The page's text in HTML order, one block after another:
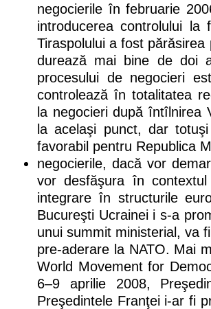
negocierile în februarie
introducerea controlului
Tiraspolului a fost
durează mai bine de doi
procesului de negocieri
controlează în totalitatea
la negocieri după întîlnirea
la acelaşi punct, dar
favorabil pentru Republica
negocierile, dacă vor
vor desfăşura în
integrare în structurile
Bucureşti Ucrainei i s-a
unui summit ministerial, va
pre-aderare la NATO. Mai
World Movement for
6–9 aprilie 2008,
Preşedintele Franţei i-ar fi